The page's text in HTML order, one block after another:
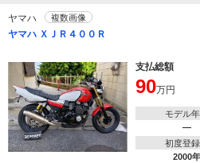
ヤマハ 複数画像
ヤマハ ＸＪＲ４００Ｒ
支払総額
90万円
モデル
―
初度登
2000年